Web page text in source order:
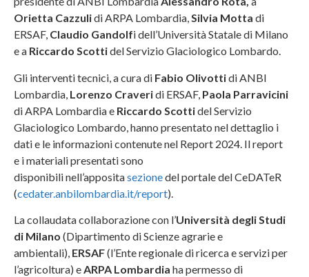
Orietta Cazzulidi ARPA Lombardia,Silvia Motta di
ERSAF, Claudio Gandolfi dell’Università Statale di Milano
e a Riccardo Scottidel Servizio Glaciologico Lombardo.
Gli interventi tecnici, a cura di Fabio Olivottidi ANBI
Lombardia, Lorenzo Craveridi ERSAF, Paola Parravicini
di ARPA Lombardia e Riccardo Scottidel Servizio
Glaciologico Lombardo, hanno presentato nel dettaglio i
dati e le informazioni contenute nel Report 2024. Il report
e i materiali presentati sono
disponibili nell’appositasezionedel portale del CeDATeR
(cedater.anbilombardia.it/report).
La collaudata collaborazione con l’Università degli Studi
di Milano (Dipartimento di Scienze agrarie e
ambientali), ERSAF(l’Ente regionale di ricerca e servizi per
l’agricoltura) eARPA Lombardia ha permesso di